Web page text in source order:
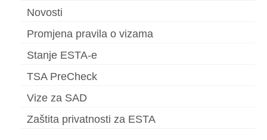
Novosti
Promjena pravila o vizama
Stanje ESTA-e
TSA PreCheck
Vize za SAD
Zaštita privatnosti za ESTA